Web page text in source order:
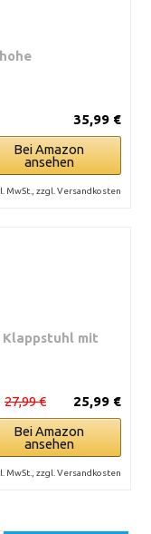
35,99 €
Bei Amazon
ansehen
MwSt., zzgl. Versandkosten
Klappstuhl mit
25,99 €
27,99 €
Bei Amazon
ansehen
MwSt., zzgl. Versandkosten